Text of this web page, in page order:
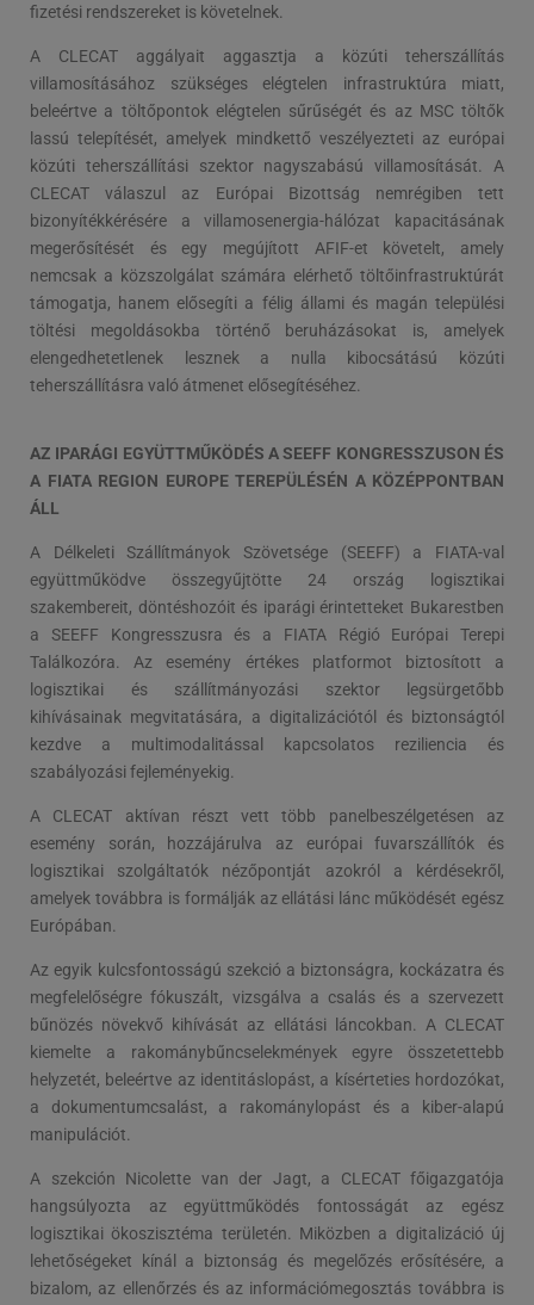
fizetési rendszereket is követelnek.
A CLECAT aggályait aggasztja a közúti teherszállítás
villamosításához szükséges elégtelen infrastruktúra miatt,
beleértve a töltőpontok elégtelen sűrűségét és az MSC töltők
lassú telepítését, amelyek mindkettő veszélyezteti az európai
közúti teherszállítási szektor nagyszabású villamosítását. A
CLECAT válaszul az Európai Bizottság nemrégiben tett
bizonyítékkérésére a villamosenergia-hálózat kapacitásának
megerősítését és egy megújított AFIF-et követelt, amely
nemcsak a közszolgálat számára elérhető töltőinfrastruktúrát
támogatja, hanem elősegíti a félig állami és magán települési
töltési megoldásokba történő beruházásokat is, amelyek
elengedhetetlenek lesznek a nulla kibocsátású közúti
teherszállításra való átmenet elősegítéséhez.
AZ IPARÁGI EGYÜTTMŰKÖDÉS A SEEFF KONGRESSZUSON ÉS
A FIATA REGION EUROPE TEREPÜLÉSÉN A KÖZÉPPONTBAN
ÁLL
A Délkeleti Szállítmányok Szövetsége (SEEFF) a FIATA-val
együttműködve összegyűjtötte 24 ország logisztikai
szakembereit, döntéshozóit és iparági érintetteket Bukarestben
a SEEFF Kongresszusra és a FIATA Régió Európai Terepi
Találkozóra. Az esemény értékes platformot biztosított a
logisztikai és szállítmányozási szektor legsürgetőbb
kihívásainak megvitatására, a digitalizációtól és biztonságtól
kezdve a multimodalitással kapcsolatos reziliencia és
szabályozási fejleményekig.
A CLECAT aktívan részt vett több panelbeszélgetésen az
esemény során, hozzájárulva az európai fuvarszállítók és
logisztikai szolgáltatók nézőpontját azokról a kérdésekről,
amelyek továbbra is formálják az ellátási lánc működését egész
Európában.
Az egyik kulcsfontosságú szekció a biztonságra, kockázatra és
megfelelőségre fókuszált, vizsgálva a csalás és a szervezett
bűnözés növekvő kihívását az ellátási láncokban. A CLECAT
kiemelte a rakománybűncselekmények egyre összetettebb
helyzetét, beleértve az identitáslopást, a kísérteties hordozókat,
a dokumentumcsalást, a rakománylopást és a kiber-alapú
manipulációt.
A szekción Nicolette van der Jagt, a CLECAT főigazgatója
hangsúlyozta az együttműködés fontosságát az egész
logisztikai ökoszisztéma területén. Miközben a digitalizáció új
lehetőségeket kínál a biztonság és megelőzés erősítésére, a
bizalom, az ellenőrzés és az információmegosztás továbbra is